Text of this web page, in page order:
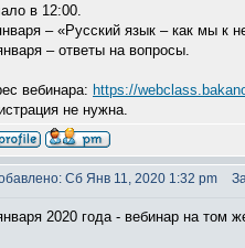
в 12:00.
– «Русский язык – как мы к
– ответы на вопросы.
вебинара: https://
не нужна.
Сб Янв 11, 2020 1:32 pm
2020 года - вебинар на том